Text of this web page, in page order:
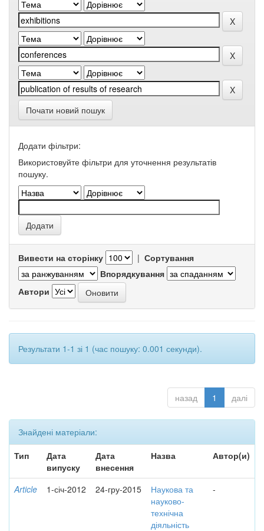
Почати новий пошук
Додати фільтри:
Використовуйте фільтри для уточнення результатів
пошуку.
Вивести на сторінку | Сортування
Впорядкування
Автори
Результати 1-1 зі 1 (час пошуку: 0.001 секунди).
назад 1 далі
Знайдені матеріали:
Тип
Дата
випуску
Дата
внесення
Назва Автор(и)
Article 1-січ-2012 24-гру-2015
Наукова та
науково-
технічна
діяльність
-